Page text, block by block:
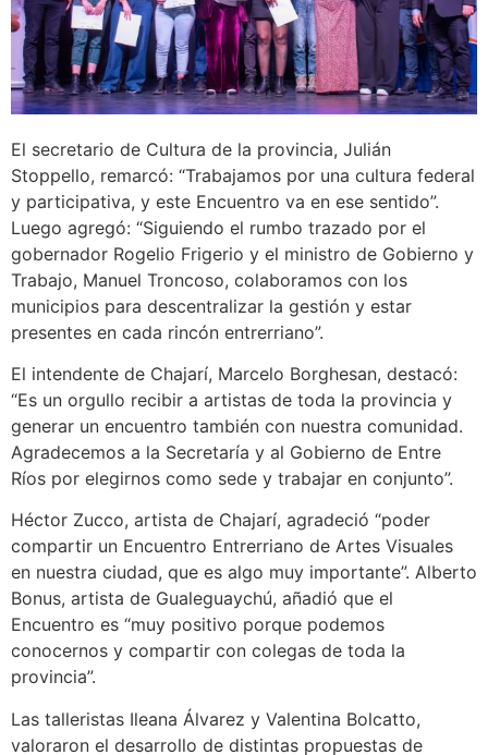
El secretario de Cultura de la provincia, Julián
Stoppello, remarcó: “Trabajamos por una cultura federal
y participativa, y este Encuentro va en ese sentido”.
Luego agregó: “Siguiendo el rumbo trazado por el
gobernador Rogelio Frigerio y el ministro de Gobierno y
Trabajo, Manuel Troncoso, colaboramos con los
municipios para descentralizar la gestión y estar
presentes en cada rincón entrerriano”.
El intendente de Chajarí, Marcelo Borghesan, destacó:
“Es un orgullo recibir a artistas de toda la provincia y
generar un encuentro también con nuestra comunidad.
Agradecemos a la Secretaría y al Gobierno de Entre
Ríos por elegirnos como sede y trabajar en conjunto”.
Héctor Zucco, artista de Chajarí, agradeció “poder
compartir un Encuentro Entrerriano de Artes Visuales
en nuestra ciudad, que es algo muy importante”. Alberto
Bonus, artista de Gualeguaychú, añadió que el
Encuentro es “muy positivo porque podemos
conocernos y compartir con colegas de toda la
provincia”.
Las talleristas Ileana Álvarez y Valentina Bolcatto,
valoraron el desarrollo de distintas propuestas de